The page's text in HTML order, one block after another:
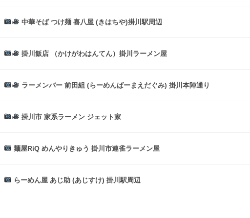
中華そば つけ麺 喜八屋 (きはちや)掛川駅周辺
掛川飯店 （かけがわはんてん）掛川ラーメン屋
ラーメンバー 前田組 (らーめんばーまえだぐみ) 掛川本陣通り
掛川市 家系ラーメン ジェット家
麺屋RiQ めんやりきゅう 掛川市連雀ラーメン屋
らーめん屋 あじ助 (あじすけ) 掛川駅周辺